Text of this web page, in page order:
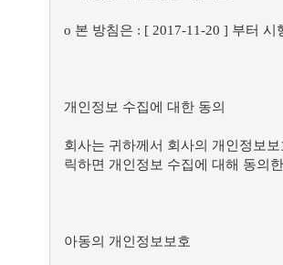
ο 본 방침은 : [ 2017-11-20 ] 부터 시
개인정보 수집에 대한 동의
회사는 귀하께서 회사의 개인정보
릭하면 개인정보 수집에 대해 동의
아동의 개인정보보호